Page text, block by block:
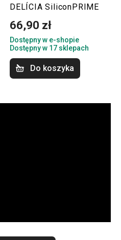
DELÍCIA SiliconPRIME
66,90 zł
Dostępny w e-shopie
Dostępny w 17 sklepach
Do koszyka